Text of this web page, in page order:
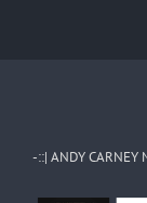
-::| ANDY CARNEY